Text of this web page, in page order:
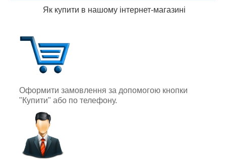
Як купити в нашому інтернет-магазині
Оформити замовлення за допомогою кнопки
"Купити" або по телефону.